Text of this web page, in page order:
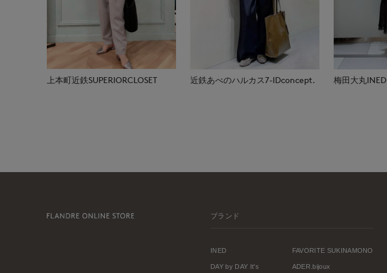
上本町近鉄SUPERIORCLOSET 近鉄あべのハルカス7-IDconcept. 梅田大丸INED
ブランド
INED
DAY by DAY It's
FAVORITE SUKINAMONO
ADER.bijoux